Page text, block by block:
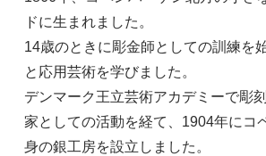
ドに生まれました。
14歳のときに彫金師としての訓練を
と応用芸術を学びました。
デンマーク王立芸術アカデミーで彫
家としての活動を経て、1904年にコ
身の銀工房を設立しました。